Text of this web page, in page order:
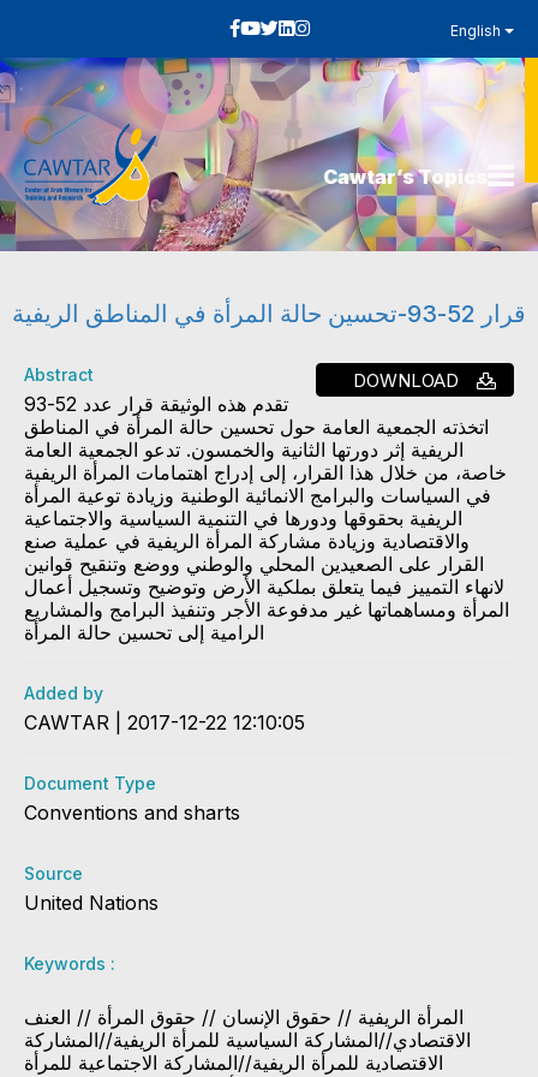
English
Cawtar’s Topics
قرار 52-93-تحسين حالة المرأة في المناطق الريفية
DOWNLOAD
Abstract
تقدم هذه الوثيقة قرار عدد 52-93
اتخذته الجمعية العامة حول تحسين حالة المرأة في المناطق
الريفية إثر دورتها الثانية والخمسون. تدعو الجمعية العامة
خاصة، من خلال هذا القرار، إلى إدراج اهتمامات المرأة الريفية
في السياسات والبرامج الانمائية الوطنية وزيادة توعية المرأة
الريفية بحقوقها ودورها في التنمية السياسية والاجتماعية
والاقتصادية وزيادة مشاركة المرأة الريفية في عملية صنع
القرار على الصعيدين المحلي والوطني ووضع وتنقيح قوانين
لانهاء التمييز فيما يتعلق بملكية الأرض وتوضيح وتسجيل أعمال
المرأة ومساهماتها غير مدفوعة الأجر وتنفيذ البرامج والمشاريع
الرامية إلى تحسين حالة المرأة
Added by
CAWTAR | 2017-12-22 12:10:05
Document Type
Conventions and sharts
Source
United Nations
Keywords :
​المرأة الريفية // حقوق الإنسان // حقوق المرأة // العنف
الاقتصادي//المشاركة السياسية للمرأة الريفية//المشاركة
الاقتصادية للمرأة الريفية//المشاركة الاجتماعية للمرأة